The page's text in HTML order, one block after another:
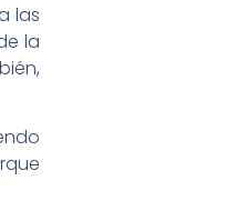
las
la